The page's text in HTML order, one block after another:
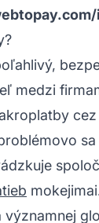
medzi
významnej